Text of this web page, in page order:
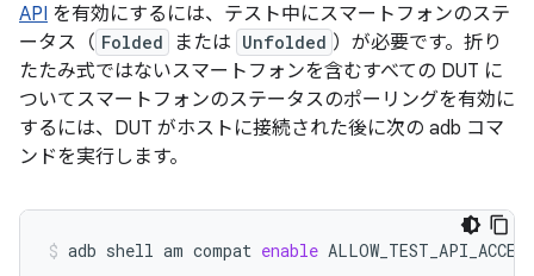
API を有効にするには、テスト中にスマートフォンのステ
ータス（ Folded または Unfolded ）が必要です。折り
たたみ式ではないスマートフォンを含むすべての DUT に
ついてスマートフォンのステータスのポーリングを有効に
するには、DUT がホストに接続された後に次の adb コマ
ンドを実行します。
adb shell am compat enable ALLOW_TEST_API_ACCESS